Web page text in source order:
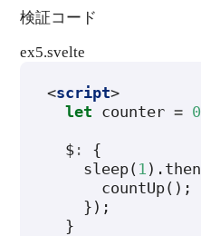
検証コード
ex5.svelte
<script>
let counter = 0
$ :
{
sleep( 1 ). then
countUp();
});
}